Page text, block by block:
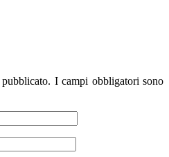
I campi obbligatori sono